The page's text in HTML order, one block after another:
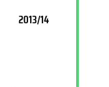
2013/14